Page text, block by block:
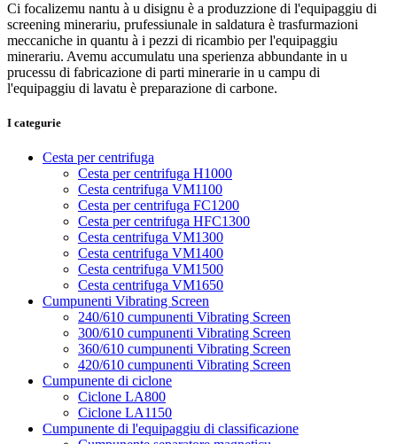
Ci focalizemu nantu à u disignu è a produzzione di l'equipaggiu di
screening minerariu, prufessiunale in saldatura è trasfurmazioni
meccaniche in quantu à i pezzi di ricambio per l'equipaggiu
minerariu. Avemu accumulatu una sperienza abbundante in u
prucessu di fabricazione di parti minerarie in u campu di
l'equipaggiu di lavatu è preparazione di carbone.
I categurie
Cesta per centrifuga
Cesta per centrifuga H1000
Cesta centrifuga VM1100
Cesta per centrifuga FC1200
Cesta per centrifuga HFC1300
Cesta centrifuga VM1300
Cesta centrifuga VM1400
Cesta centrifuga VM1500
Cesta centrifuga VM1650
Cumpunenti Vibrating Screen
240/610 cumpunenti Vibrating Screen
300/610 cumpunenti Vibrating Screen
360/610 cumpunenti Vibrating Screen
420/610 cumpunenti Vibrating Screen
Cumpunente di ciclone
Ciclone LA800
Ciclone LA1150
Cumpunente di l'equipaggiu di classificazione